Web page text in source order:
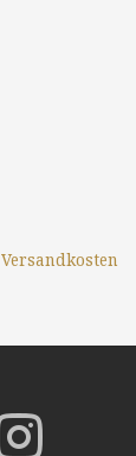
Versandkosten